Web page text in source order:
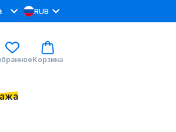
RUB
Корзина